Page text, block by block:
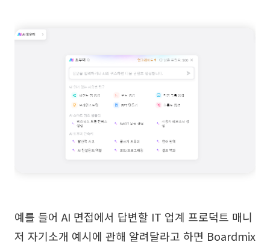
예를 들어 AI 면접에서 답변할 IT 업계 프로덕트 매니
저 자기소개 예시에 관해 알려달라고 하면 Boardmix